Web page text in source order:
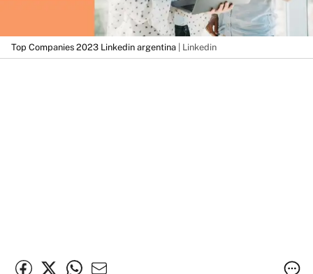
Top Companies 2023 Linkedin argentina | Linkedin